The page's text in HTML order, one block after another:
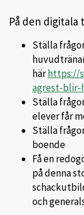
På den
Ställa
härhttps://
agrest-blir-
Ställa
elever får
Ställa
boende
Få en
på denna
och